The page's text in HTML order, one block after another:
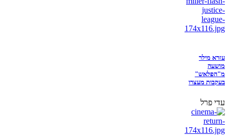
עזרא מילר
מושעה
מ"הפלאש"
בעקבות מעצרו
עדי פרל